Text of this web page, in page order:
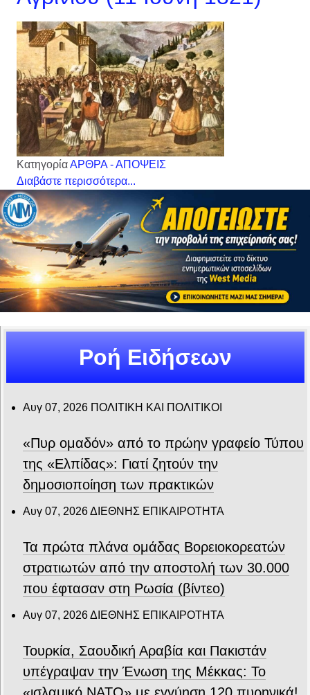
ΚατηγορίαΑΡΘΡΑ - ΑΠΟΨΕΙΣ
Διαβάστε περισσότερα...
Ροή Ειδήσεων
Αυγ 07, 2026 ΠΟΛΙΤΙΚΗ ΚΑΙ ΠΟΛΙΤΙΚΟΙ
«Πυρ ομαδόν» από το πρώην γραφείο Τύπου
της «Ελπίδας»: Γιατί ζητούν την
δημοσιοποίηση των πρακτικών
Αυγ 07, 2026ΔΙΕΘΝΗΣ ΕΠΙΚΑΙΡΟΤΗΤΑ
Τα πρώτα πλάνα ομάδας Βορειοκορεατών
στρατιωτών από την αποστολή των 30.000
που έφτασαν στη Ρωσία (βίντεο)
Αυγ 07, 2026ΔΙΕΘΝΗΣ ΕΠΙΚΑΙΡΟΤΗΤΑ
Τουρκία, Σαουδική Αραβία και Πακιστάν
υπέγραψαν την Ένωση της Μέκκας: Το